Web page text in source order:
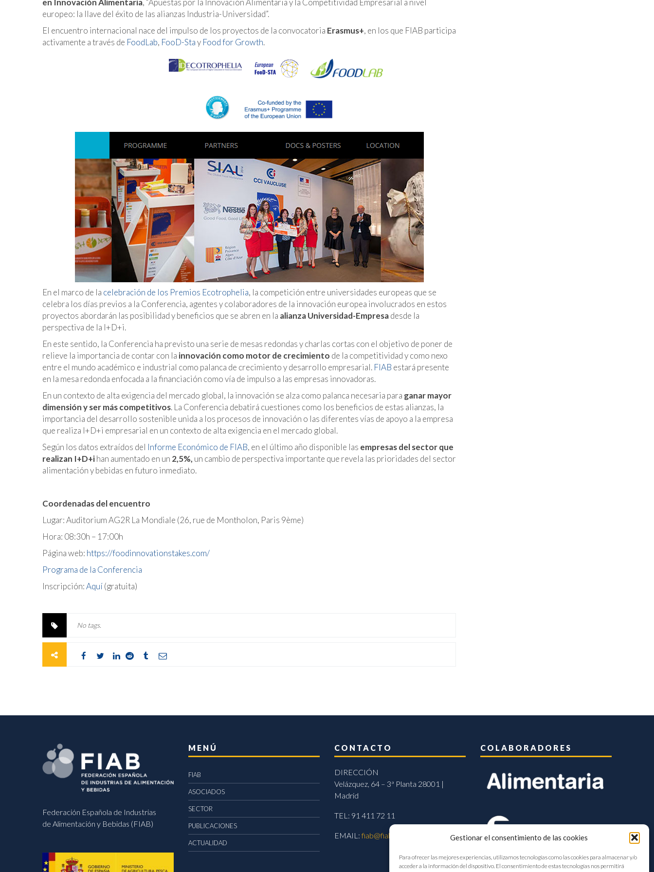
Gestionar el consentimiento de las cookies
Para ofrecer las mejores experiencias, utilizamos tecnologías como las cookies para almacenar y/o
acceder a la información del dispositivo. El consentimiento de estas tecnologías nos permitirá
en Innovación Alimentaria, “Apuestas por la Innovación Alimentaria y la Competitividad Empresarial a nivel
europeo: la llave del éxito de las alianzas Industria-Universidad”.
El encuentro internacional nace del impulso de los proyectos de la convocatoria Erasmus+, en los que FIAB participa
activamente a través de FoodLab, FooD-Stay Food for Growth.
En el marco de la celebración de los Premios Ecotrophelia, la competición entre universidades europeas que se
celebra los días previos a la Conferencia, agentes y colaboradores de la innovación europea involucrados en estos
proyectos abordarán las posibilidad y beneficios que se abren en la alianza Universidad-Empresadesde la
perspectiva de la I+D+i.
En este sentido, la Conferencia ha previsto una serie de mesas redondas y charlas cortas con el objetivo de poner de
relieve la importancia de contar con la innovación como motor de crecimiento de la competitividad y como nexo
entre el mundo académico e industrial como palanca de crecimiento y desarrollo empresarial. FIAB estará presente
en la mesa redonda enfocada a la financiación como vía de impulso a las empresas innovadoras.
En un contexto de alta exigencia del mercado global, la innovación se alza como palanca necesaria para ganar mayor
dimensión y ser más competitivos. La Conferencia debatirá cuestiones como los beneficios de estas alianzas, la
importancia del desarrollo sostenible unida a los procesos de innovación o las diferentes vías de apoyo a la empresa
que realiza I+D+i empresarial en un contexto de alta exigencia en el mercado global.
Según los datos extraídos del Informe Económico de FIAB, en el último año disponible las empresas del sector que
realizan I+D+ihan aumentado en un 2,5%, un cambio de perspectiva importante que revela las prioridades del sector
alimentación y bebidas en futuro inmediato.
Coordenadas del encuentro
Lugar: Auditorium AG2R La Mondiale (26, rue de Montholon, Paris 9ème)
Hora: 08:30h – 17:00h
Página web: https://foodinnovationstakes.com/
Programa de la Conferencia
Inscripción:Aquí(gratuita)
No tags.
Federación Española de Industrias
de Alimentación y Bebidas (FIAB)
MENÚ
FIAB
ASOCIADOS
SECTOR
PUBLICACIONES
ACTUALIDAD
CONTACTO
DIRECCIÓN
Velázquez, 64 – 3ª Planta 28001 |
Madrid
TEL: 91 411 72 11
EMAIL:fiab@fiab.es
COLABORADORES